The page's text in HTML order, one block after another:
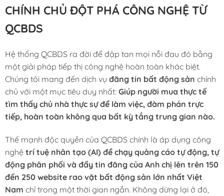
CHÍNH CHỦ ĐỘT PHÁ CÔNG NGHỆ TỪ
QCBDS
Hệ thống QCBDS ra đời để đập tan mọi nỗi đau đó bằng
một giải pháp tiếp thị công nghệ hoàn toàn khác biệt.
Chúng tôi mang đến dịch vụ đăng tin bất động sản chính
chủ với một mục tiêu duy nhất: Giúp người mua thực tế
tìm thấy chủ nhà thực sự để làm việc, đàm phán trực
tiếp, hoàn toàn không qua bất kỳ tầng trung gian nào.
Thế mạnh độc quyền của QCBDS chính là áp dụng công
nghệ trí tuệ nhân tạo (AI) để chạy quảng cáo tự động, tự
động phân phối và đẩy tin đăng của Anh chị lên trên 150
đến 250 website rao vặt bất động sản lớn nhất Việt
Nam chỉ trong một thời gian ngắn. Không dừng lại ở đó,